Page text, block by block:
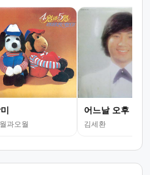
과오월
어느날 오후
김세환